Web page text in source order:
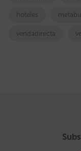
hoteles
vendadirecta